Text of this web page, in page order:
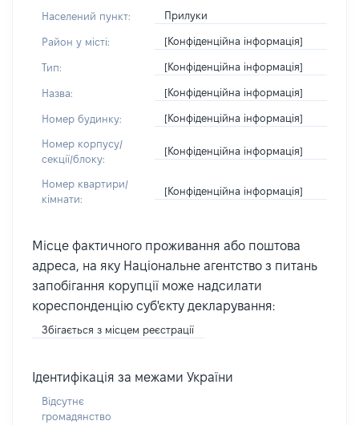
Населений пункт: Прилуки
Район у місті: [Конфіденційна інформація]
Тип: [Конфіденційна інформація]
Назва: [Конфіденційна інформація]
Номер будинку: [Конфіденційна інформація]
Номер корпусу/
секції/блоку:
[Конфіденційна інформація]
Номер квартири/
кімнати:
[Конфіденційна інформація]
Місце фактичного проживання або поштова
адреса, на яку Національне агентство з питань
запобігання корупції може надсилати
кореспонденцію суб'єкту декларування:
Збігається з місцем реєстрації
Ідентифікація за межами України
Відсутнє
громадянство